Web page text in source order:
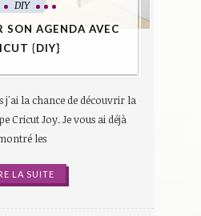
DIY
SON AGENDA AVEC
{DIY}
j'ai la chance de découvrir la
Cricut Joy. Je vous ai déjà
les
LA SUITE